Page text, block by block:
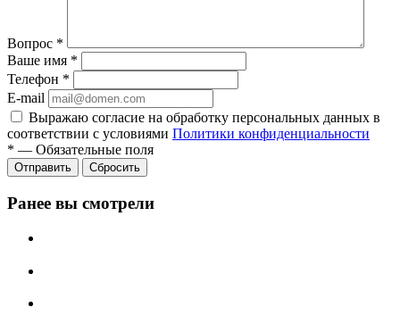
Вопрос *
Ваше имя *
Телефон *
E-mail
Выражаю согласие на обработку персональных данных в
соответствии с условиями Политики конфиденциальности
* — Обязательные поля
Отправить Сбросить
Ранее вы смотрели